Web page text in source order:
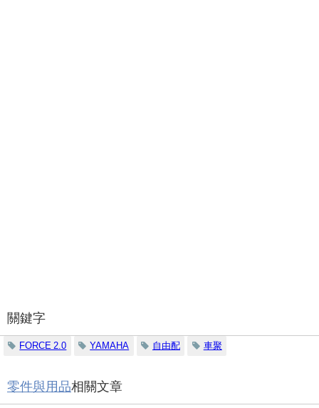
關鍵字
FORCE 2.0 YAMAHA 自由配 車聚
零件與用品相關文章